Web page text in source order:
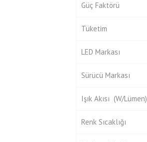
Güç Faktörü
Tüketim
LED Markası
Sürücü Markası
Işık Akısı (W/Lümen)
Renk Sıcaklığı